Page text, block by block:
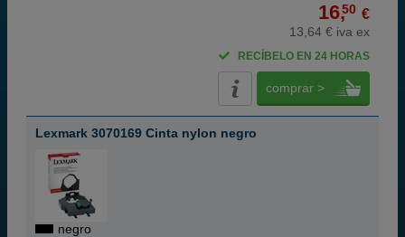
16,50 €
13,64 € iva ex
RECÍBELO EN 24 HORAS
comprar >
Lexmark 3070169 Cinta nylon negro
negro